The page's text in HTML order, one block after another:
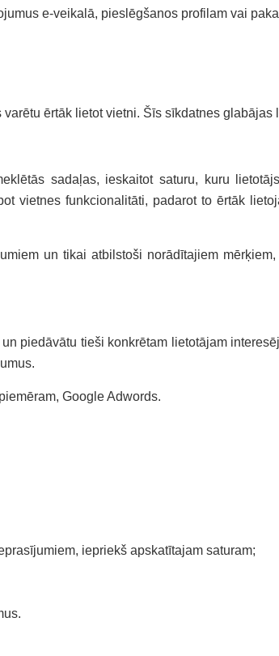
e-veikalā, pieslēgšanos profilam vai
ērtāk lietot vietni. Šīs sīkdatnes glabājas
sadaļas, ieskaitot saturu, kuru
vietnes funkcionalitāti, padarot to ērtāk
un tikai atbilstoši norādītajiem
piedāvātu tieši konkrētam lietotājam
Google Adwords.
iepriekš apskatītajam saturam;